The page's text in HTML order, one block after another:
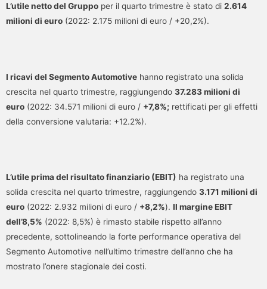
L’utile netto del Gruppo per il quarto trimestre è stato di 2.614
milioni di euro (2022: 2.175 milioni di euro / +20,2%).
I ricavi del Segmento Automotive hanno registrato una solida
crescita nel quarto trimestre, raggiungendo 37.283 milioni di
euro (2022: 34.571 milioni di euro / +7,8%; rettificati per gli effetti
della conversione valutaria: +12.2%).
L’utile prima del risultato finanziario (EBIT) ha registrato una
solida crescita nel quarto trimestre, raggiungendo 3.171 milioni di
euro (2022: 2.932 milioni di euro / +8,2%). Il margine EBIT
dell’8,5% (2022: 8,5%) è rimasto stabile rispetto all’anno
precedente, sottolineando la forte performance operativa del
Segmento Automotive nell’ultimo trimestre dell’anno che ha
mostrato l’onere stagionale dei costi.